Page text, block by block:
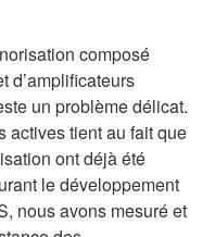
composé
d’amplificateurs
un problème délicat.
actives tient au fait que
ont déjà été
le développement
nous avons mesuré et